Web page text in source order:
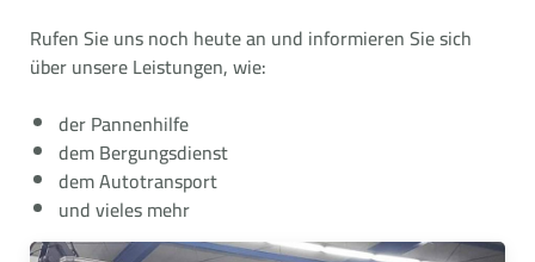
Rufen Sie uns noch heute an und informieren Sie sich
über unsere Leistungen, wie:
der Pannenhilfe
dem Bergungsdienst
dem Autotransport
und vieles mehr